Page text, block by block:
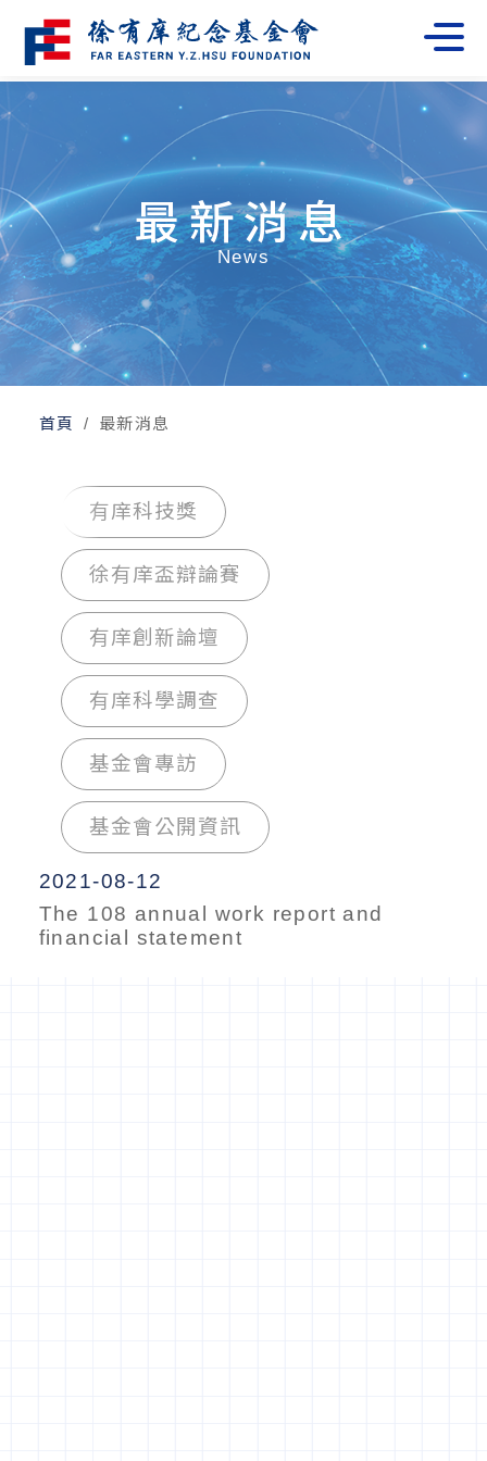
最新消息
News
首頁 最新消息
有庠科技獎
徐有庠盃辯論賽
有庠創新論壇
有庠科學調查
基金會專訪
基金會公開資訊
2021-08-12
The 108 annual work report and
financial statement